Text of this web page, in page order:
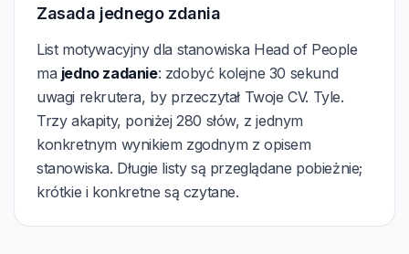
Zasada jednego zdania
List motywacyjny dla stanowiska Head of People
ma jedno zadanie: zdobyć kolejne 30 sekund
uwagi rekrutera, by przeczytał Twoje CV. Tyle.
Trzy akapity, poniżej 280 słów, z jednym
konkretnym wynikiem zgodnym z opisem
stanowiska. Długie listy są przeglądane pobieżnie;
krótkie i konkretne są czytane.